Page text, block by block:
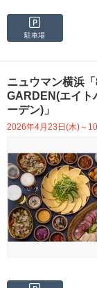
駐車場
ニュウマン横浜
GARDEN(エイト
ーデン)」
2026年4月23日(木)～